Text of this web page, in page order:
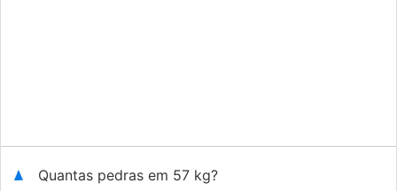
Quantas pedras em 57 kg?